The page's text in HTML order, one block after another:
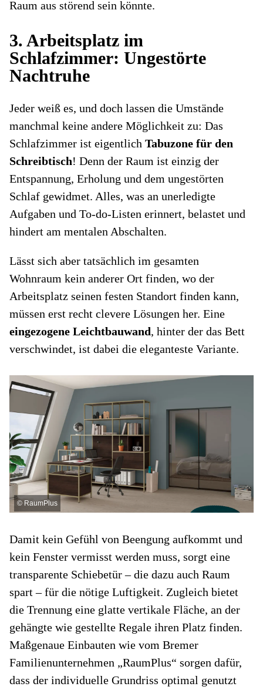
Raum aus störend sein könnte.
3. Arbeitsplatz im
Schlafzimmer: Ungestörte
Nachtruhe
Jeder weiß es, und doch lassen die Umstände
manchmal keine andere Möglichkeit zu: Das
Schlafzimmer ist eigentlich Tabuzone für den
Schreibtisch! Denn der Raum ist einzig der
Entspannung, Erholung und dem ungestörten
Schlaf gewidmet. Alles, was an unerledigte
Aufgaben und To-do-Listen erinnert, belastet und
hindert am mentalen Abschalten.
Lässt sich aber tatsächlich im gesamten
Wohnraum kein anderer Ort finden, wo der
Arbeitsplatz seinen festen Standort finden kann,
müssen erst recht clevere Lösungen her. Eine
eingezogene Leichtbauwand, hinter der das Bett
verschwindet, ist dabei die eleganteste Variante.
© RaumPlus
Damit kein Gefühl von Beengung aufkommt und
kein Fenster vermisst werden muss, sorgt eine
transparente Schiebetür – die dazu auch Raum
spart – für die nötige Luftigkeit. Zugleich bietet
die Trennung eine glatte vertikale Fläche, an der
gehängte wie gestellte Regale ihren Platz finden.
Maßgenaue Einbauten wie vom Bremer
Familienunternehmen „RaumPlus“ sorgen dafür,
dass der individuelle Grundriss optimal genutzt